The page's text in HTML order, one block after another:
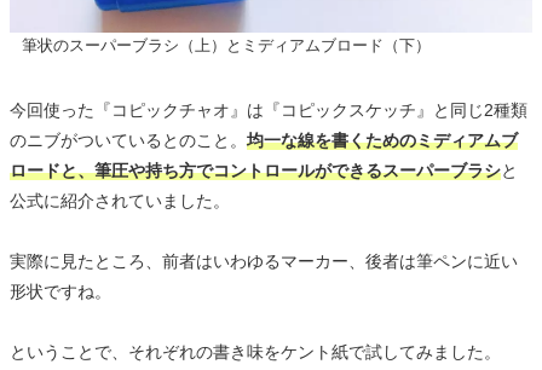
筆状のスーパーブラシ（上）とミディアムブロード（下）
今回使った『コピックチャオ』は『コピックスケッチ』と同じ2種類
のニブがついているとのこと。 均一な線を書くためのミディアムブ
ロードと、筆圧や持ち方でコントロールができるスーパーブラシと
公式に紹介されていました。
実際に見たところ、前者はいわゆるマーカー、後者は筆ペンに近い
形状ですね。
ということで、それぞれの書き味をケント紙で試してみました。